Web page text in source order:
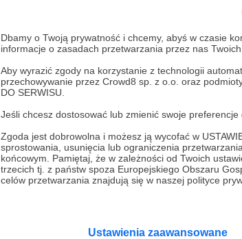
Dbamy o Twoją prywatność i chcemy, abyś w czasie
informacje o zasadach przetwarzania przez nas
Aby wyrazić zgody na korzystanie z technologii
przechowywanie przez Crowd8 sp. z o.o. oraz
DO SERWISU.
Jeśli chcesz dostosować lub zmienić swoje preferencje
Zgoda jest dobrowolna i możesz ją wycofać w
sprostowania, usunięcia lub ograniczenia
końcowym. Pamiętaj, że w zależności od Twoich
trzecich tj. z państw spoza Europejskiego Obszaru
celów przetwarzania znajdują się w naszej polityce
Ustawienia zaawansowane
3 dni temu
Komentarz użytkownika
Promowani autorzy